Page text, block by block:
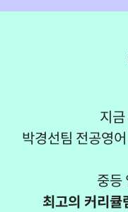
지
박경선팀 전공영
중등
최고의 커리큘